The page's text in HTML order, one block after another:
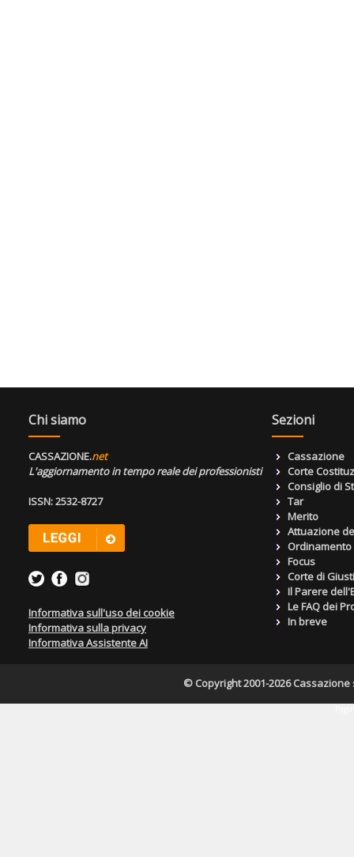
Chi siamo
CASSAZIONE.net
L'aggiornamento in tempo reale dei professionisti
ISSN: 2532-8727
Informativa sull'uso dei cookie
Informativa sulla privacy
Informativa Assistente AI
Sezioni
Cassazione
Corte
Consiglio di
Tar
Merito
Attuazione
Focus
Corte di
Il Parere
Le FAQ dei
In breve
© Copyright 2001-2026 Cassazione